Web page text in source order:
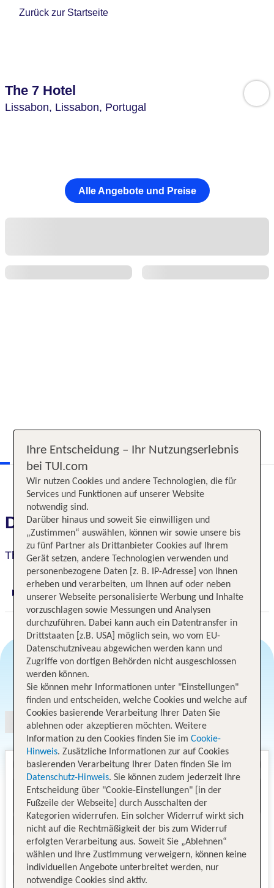
Zurück zur Startseite
The 7 Hotel
Lissabon, Lissabon, Portugal
Alle Angebote und Preise
Das erwartet Sie
The 7 Hotel
Digitaler und telefonischer 24/7 TUI Service
Angebotsauswahl
Ihre Entscheidung – Ihr Nutzungserlebnis
bei TUI.com
Wir nutzen Cookies und andere Technologien, die für
Services und Funktionen auf unserer Website
notwendig sind.
Darüber hinaus und soweit Sie einwilligen und
„Zustimmen“ auswählen, können wir sowie unsere bis
zu fünf Partner als Drittanbieter Cookies auf Ihrem
Gerät setzen, andere Technologien verwenden und
personenbezogene Daten [z. B. IP-Adresse] von Ihnen
erheben und verarbeiten, um Ihnen auf oder neben
unserer Webseite personalisierte Werbung und Inhalte
vorzuschlagen sowie Messungen und Analysen
durchzuführen. Dabei kann auch ein Datentransfer in
Drittstaaten [z.B. USA] möglich sein, wo vom EU-
Datenschutzniveau abgewichen werden kann und
Zugriffe von dortigen Behörden nicht ausgeschlossen
werden können.
Sie können mehr Informationen unter "Einstellungen"
finden und entscheiden, welche Cookies und welche auf
Cookies basierende Verarbeitung Ihrer Daten Sie
ablehnen oder akzeptieren möchten. Weitere
Information zu den Cookies finden Sie im Cookie-
Hinweis. Zusätzliche Informationen zur auf Cookies
basierenden Verarbeitung Ihrer Daten finden Sie im
Datenschutz-Hinweis. Sie können zudem jederzeit Ihre
Entscheidung über "Cookie-Einstellungen" [in der
Fußzeile der Webseite] durch Ausschalten der
Kategorien widerrufen. Ein solcher Widerruf wirkt sich
nicht auf die Rechtmäßigkeit der bis zum Widerruf
erfolgten Verarbeitung aus. Soweit Sie „Ablehnen“
wählen und Ihre Zustimmung verweigern, können keine
individuellen Angebote unterbreitet werden, nur
notwendige Cookies sind aktiv.